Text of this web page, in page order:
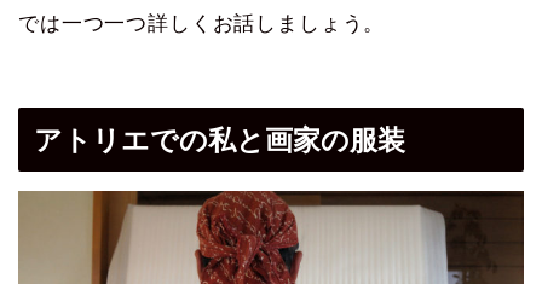
では一つ一つ詳しくお話しましょう。
アトリエでの私と画家の服装